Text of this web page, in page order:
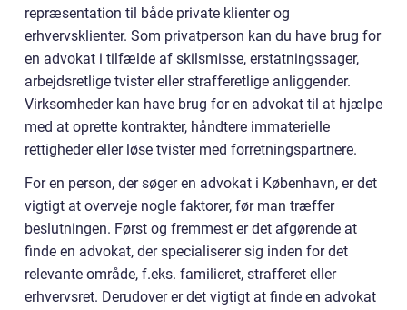
repræsentation til både private klienter og
erhvervsklienter. Som privatperson kan du have brug for
en advokat i tilfælde af skilsmisse, erstatningssager,
arbejdsretlige tvister eller strafferetlige anliggender.
Virksomheder kan have brug for en advokat til at hjælpe
med at oprette kontrakter, håndtere immaterielle
rettigheder eller løse tvister med forretningspartnere.
For en person, der søger en advokat i København, er det
vigtigt at overveje nogle faktorer, før man træffer
beslutningen. Først og fremmest er det afgørende at
finde en advokat, der specialiserer sig inden for det
relevante område, f.eks. familieret, strafferet eller
erhvervsret. Derudover er det vigtigt at finde en advokat